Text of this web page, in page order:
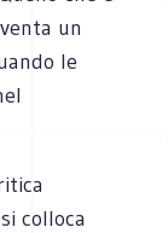
un
le
colloca